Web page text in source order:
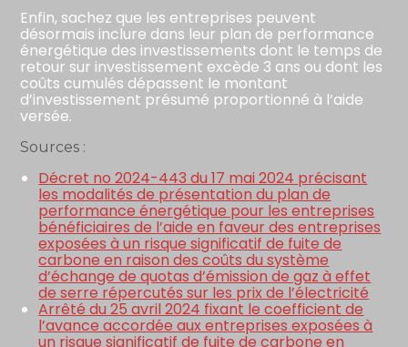
Enfin, sachez que les entreprises peuvent
désormais inclure dans leur plan de performance
énergétique des investissements dont le temps de
retour sur investissement excède 3 ans ou dont les
coûts cumulés dépassent le montant
d’investissement présumé proportionné à l’aide
versée.
Sources :
Décret no 2024-443 du 17 mai 2024 précisant
les modalités de présentation du plan de
performance énergétique pour les entreprises
bénéficiaires de l’aide en faveur des entreprises
exposées à un risque significatif de fuite de
carbone en raison des coûts du système
d’échange de quotas d’émission de gaz à effet
de serre répercutés sur les prix de l’électricité
Arrêté du 25 avril 2024 fixant le coefficient de
l’avance accordée aux entreprises exposées à
un risque significatif de fuite de carbone en